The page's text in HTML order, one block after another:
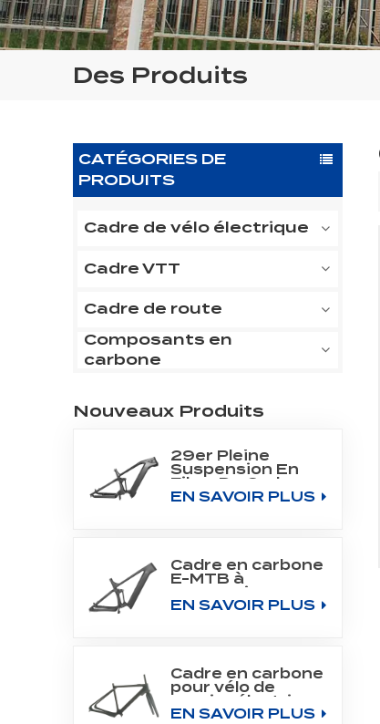
Des Produits
CATÉGORIES DE
PRODUITS
Cadre de vélo électrique
Cadre VTT
Cadre de route
Composants en
carbone
Nouveaux Produits
29er Pleine
Suspension En
Fibre De Carbone
Tout Cadre De
EN SAVOIR PLUS
Cadre en carbone
E-MTB à
suspension
intégrale pour
EN SAVOIR PLUS
Cadre en carbone
pour vélo de
gravier électrique
700C Fit Fazua
EN SAVOIR PLUS